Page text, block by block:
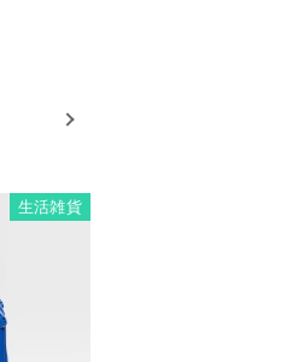
生活雑貨